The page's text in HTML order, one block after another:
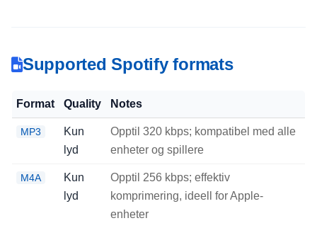
Supported Spotify formats
Format Quality Notes
MP3
Kun
lyd
Opptil 320 kbps; kompatibel med alle
enheter og spillere
M4A
Kun
lyd
Opptil 256 kbps; effektiv
komprimering, ideell for Apple-
enheter